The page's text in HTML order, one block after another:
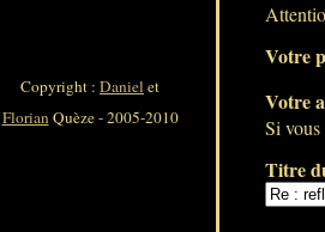
Votre
Votre
Si vous
Titre
Copyright : Daniel et
FlorianQuèze - 2005-2010